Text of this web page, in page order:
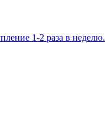
1-2 раза в неделю.